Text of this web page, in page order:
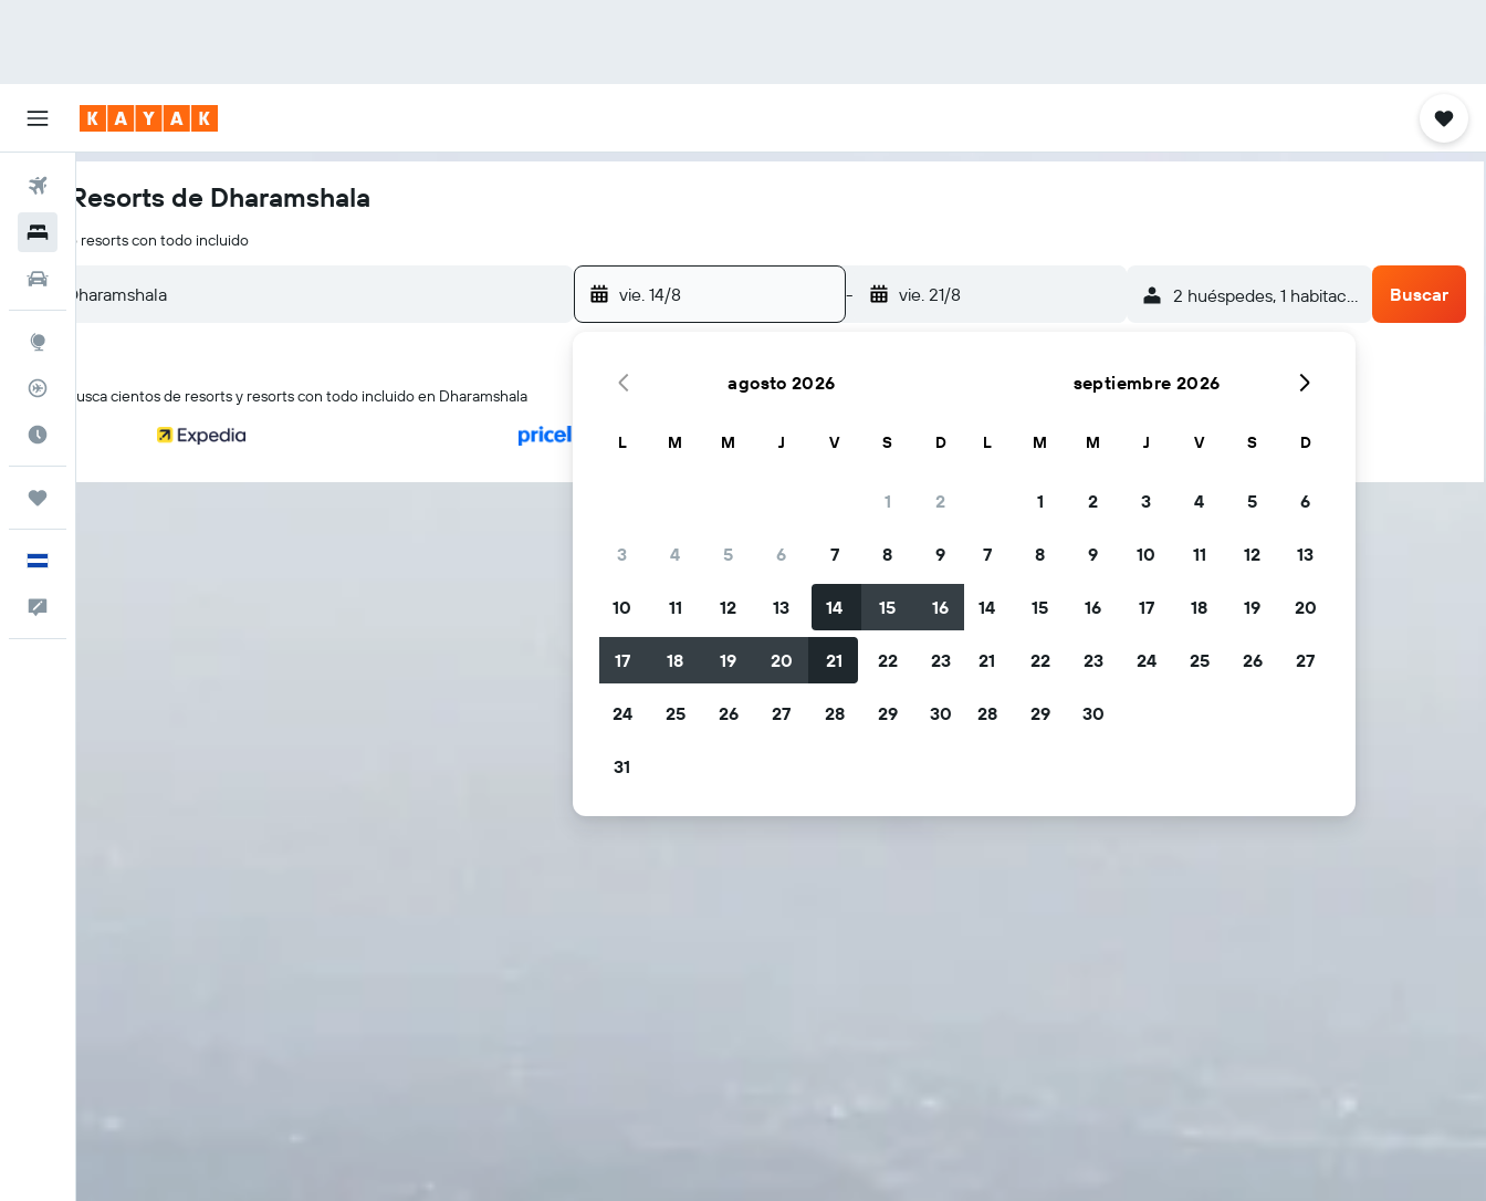
Vuelos
Hoteles
Rastreador
Los Resorts de Dharamshala
Solo resorts con todo incluido
vie. 14/8 - vie. 21/8 2 huéspedes, 1 habitación Buscar
KAYAK busca cientos de resorts y resorts con todo incluido en Dharamshala
...y más
agosto 2026
L M M J V S D
1 2
3 4 5 6 7 8 9
10 11 12 13 14 15 16
17 18 19 20 21 22 23
24 25 26 27 28 29 30
31
septiembre 2026
L M M J V S D
1 2 3 4 5 6
7 8 9 10 11 12 13
14 15 16 17 18 19 20
21 22 23 24 25 26 27
28 29 30